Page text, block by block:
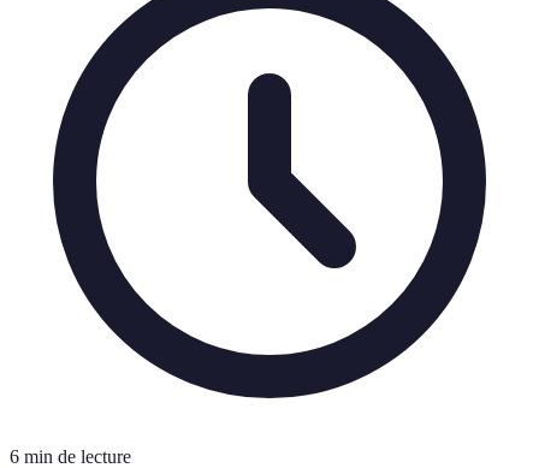
6 min de lecture